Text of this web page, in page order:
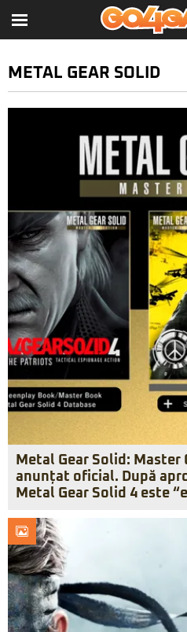
METAL GEAR SOLID
Metal Gear Solid: Master
anunțat oficial. După
Metal Gear Solid 4 este